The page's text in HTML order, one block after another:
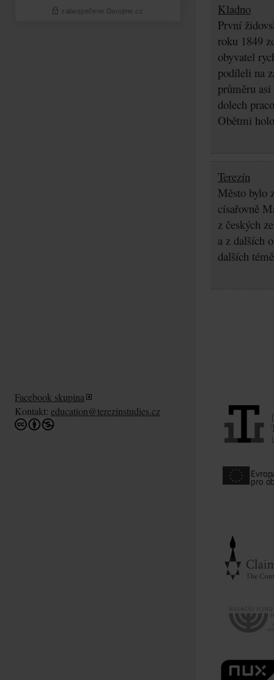
Kladno
První
roku 1849
obyvatel
podíleli na
průměru
dolech
Obětmi
Terezín
Město bylo
císařovně
z českých
a z dalších
dalších
Facebook skupina
Kontakt: education@terezinstudies.cz